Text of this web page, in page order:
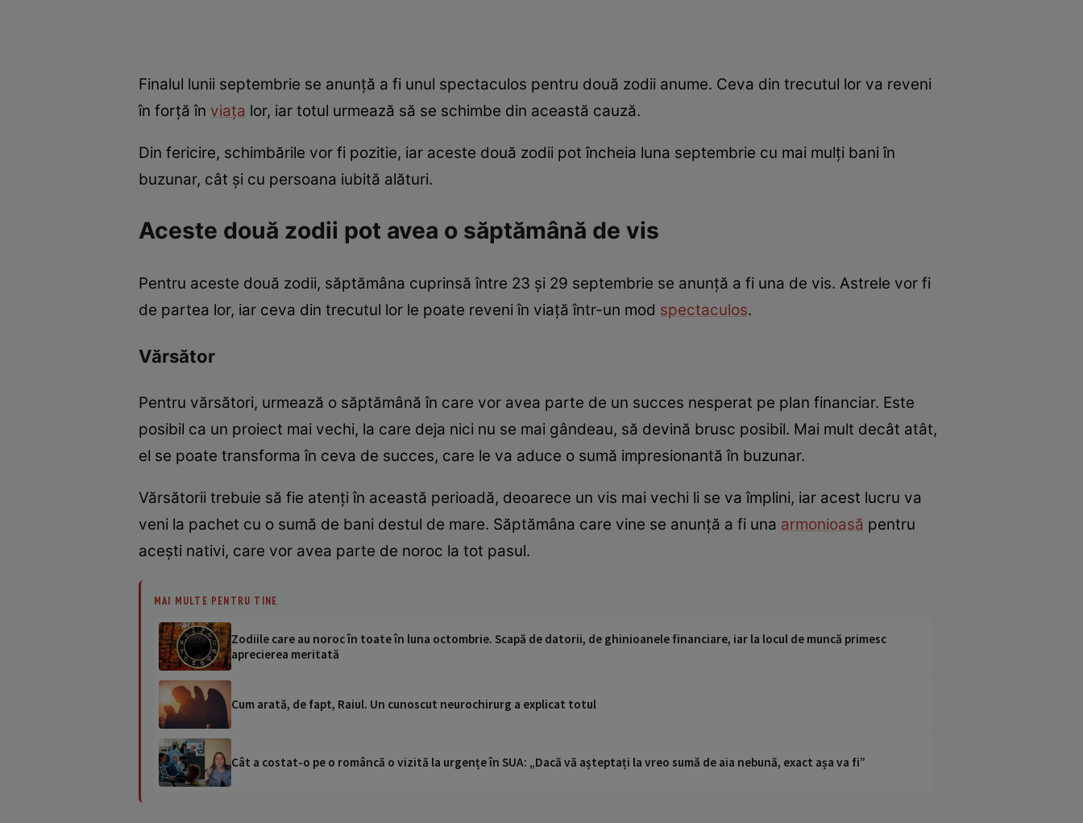
Finalul lunii septembrie se anunță a fi unul spectaculos pentru două zodii anume. Ceva din trecutul lor va reveni
în forță în viața lor, iar totul urmează să se schimbe din această cauză.
Din fericire, schimbările vor fi pozitie, iar aceste două zodii pot încheia luna septembrie cu mai mulți bani în
buzunar, cât și cu persoana iubită alături.
Aceste două zodii pot avea o săptămână de vis
Pentru aceste două zodii, săptămâna cuprinsă între 23 și 29 septembrie se anunță a fi una de vis. Astrele vor fi
de partea lor, iar ceva din trecutul lor le poate reveni în viață într-un mod spectaculos.
Vărsător
Pentru vărsători, urmează o săptămână în care vor avea parte de un succes nesperat pe plan financiar. Este
posibil ca un proiect mai vechi, la care deja nici nu se mai gândeau, să devină brusc posibil. Mai mult decât atât,
el se poate transforma în ceva de succes, care le va aduce o sumă impresionantă în buzunar.
Vărsătorii trebuie să fie atenți în această perioadă, deoarece un vis mai vechi li se va împlini, iar acest lucru va
veni la pachet cu o sumă de bani destul de mare. Săptămâna care vine se anunță a fi una armonioasă pentru
acești nativi, care vor avea parte de noroc la tot pasul.
MAI MULTE PENTRU TINE
Zodiile care au noroc în toate în luna octombrie. Scapă de datorii, de ghinioanele financiare, iar la locul de muncă primesc
aprecierea meritată
Cum arată, de fapt, Raiul. Un cunoscut neurochirurg a explicat totul
Cât a costat-o pe o româncă o vizită la urgențe în SUA: „Dacă vă așteptați la vreo sumă de aia nebună, exact așa va fi”